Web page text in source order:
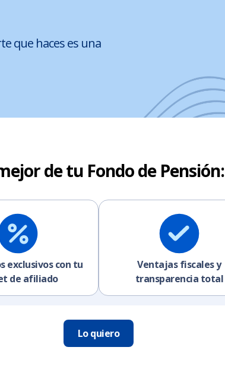
que haces es una
de tu Fondo de Pensión:
exclusivos con tu
de afiliado
Ventajas fiscales y
transparencia total
Lo quiero